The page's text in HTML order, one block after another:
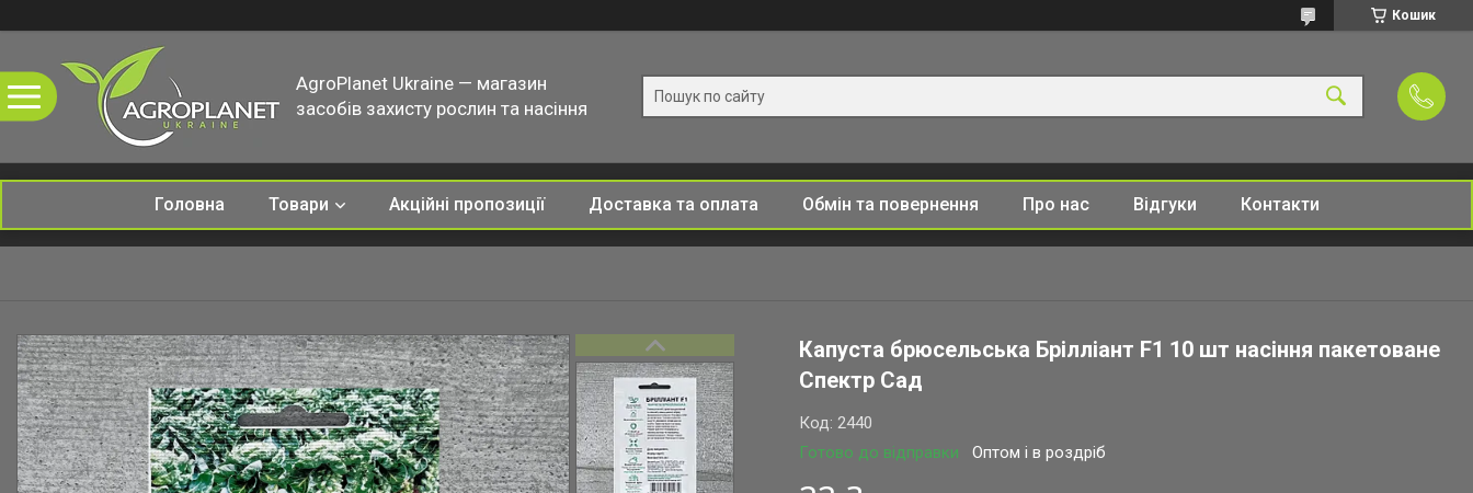
Кошик
AgroPlanet Ukraine — магазин
засобів захисту рослин та насіння
Головна Товари Акційні пропозиції Доставка та оплата Обмін та повернення Про нас Відгуки Контакти
Капуста брюсельська Брілліант F1 10 шт насіння пакетоване
Спектр Сад
Готово до відправки Оптом і в роздріб
Код:2440